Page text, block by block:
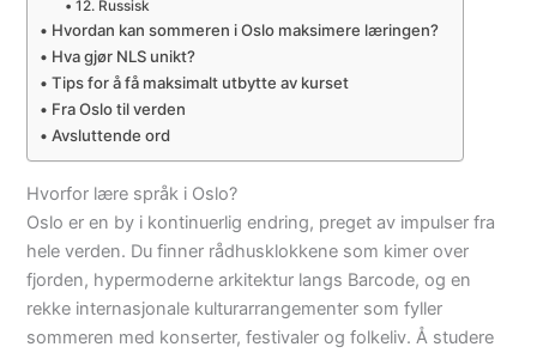
12. Russisk
Hvordan kan sommeren i Oslo maksimere læringen?
Hva gjør NLS unikt?
Tips for å få maksimalt utbytte av kurset
Fra Oslo til verden
Avsluttende ord
Hvorfor lære språk i Oslo?
Oslo er en by i kontinuerlig endring, preget av impulser fra
hele verden. Du finner rådhusklokkene som kimer over
fjorden, hypermoderne arkitektur langs Barcode, og en
rekke internasjonale kulturarrangementer som fyller
sommeren med konserter, festivaler og folkeliv. Å studere